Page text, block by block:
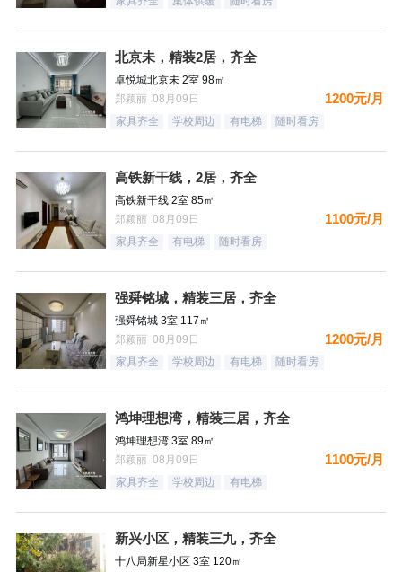
北京未，精装2居，齐全
卓悦城北京未 2室 98㎡
郑颖丽 08月09日
1200元/月
家具齐全 学校周边 有电梯 随时看房
高铁新干线，2居，齐全
高铁新干线 2室 85㎡
郑颖丽 08月09日
1100元/月
家具齐全 有电梯 随时看房
强舜铭城，精装三居，齐全
强舜铭城 3室 117㎡
郑颖丽 08月09日
1200元/月
家具齐全 学校周边 有电梯 随时看房
鸿坤理想湾，精装三居，齐全
鸿坤理想湾 3室 89㎡
郑颖丽 08月09日
1100元/月
家具齐全 学校周边 有电梯
新兴小区，精装三九，齐全
十八局新星小区 3室 120㎡